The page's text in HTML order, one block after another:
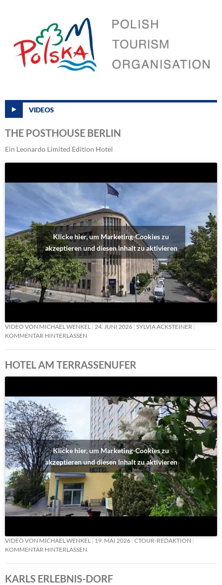
VIDEOS
THE POSTHOUSE BERLIN
Ein Leonardo Limited Edition Hotel
Klicke hier, um Marketing-Cookies zu
akzeptieren und diesen Inhalt zu aktivieren
VIDEO VON MICHAEL WENKEL 24. JUNI 2026 SYLVIA ACKSTEINER
KOMMENTAR HINTERLASSEN
HOTEL AM TERRASSENUFER
Klicke hier, um Marketing-Cookies zu
akzeptieren und diesen Inhalt zu aktivieren
VIDEO VON MICHAEL WENKEL 19. MAI 2026 CTOUR-REDAKTION
KOMMENTAR HINTERLASSEN
KARLS ERLEBNIS-DORF